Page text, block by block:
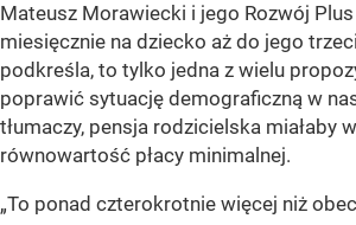
Mateusz Morawiecki i jego Rozwój
miesięcznie na dziecko aż do jego
podkreśla, to tylko jedna z wielu
poprawić sytuację demograficzną w
tłumaczy, pensja rodzicielska miałaby
równowartość płacy minimalnej.
„To ponad czterokrotnie więcej niż